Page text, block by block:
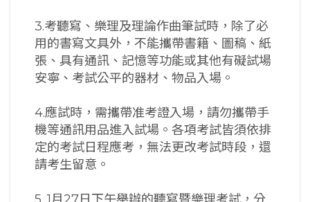
3.考聽寫、樂理及理論作曲筆試時，除了必
用的書寫文具外，不能攜帶書籍、圖稿、紙
張、具有通訊、記憶等功能或其他有礙試場
安寧、考試公平的器材、物品入場。
4.應試時，需攜帶准考證入場，請勿攜帶手
機等通訊用品進入試場。各項考試皆須依排
定的考試日程應考，無法更改考試時段，還
請考生留意。